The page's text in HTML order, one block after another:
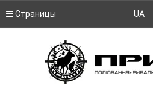
Страницы UA